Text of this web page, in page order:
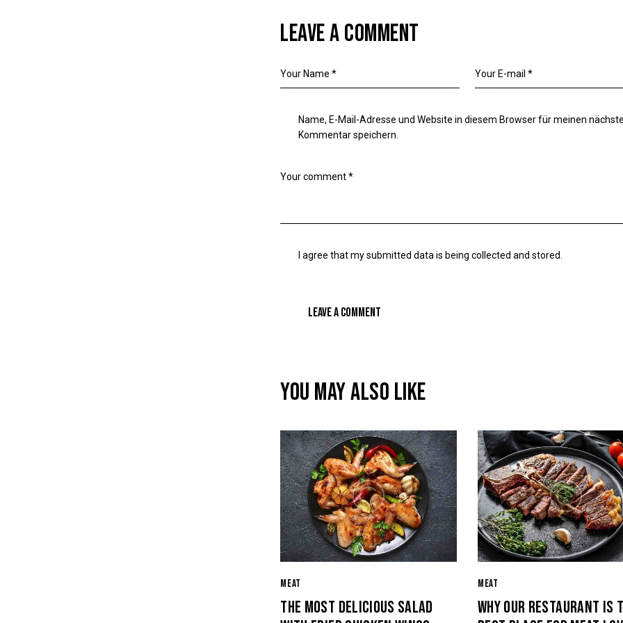
LEAVE A COMMENT
Name, E-Mail-Adresse und Website in diesem Browser für meinen
Kommentar speichern.
I agree that my submitted data is being collected and stored.
YOU MAY ALSO LIKE
MEAT
THE MOST DELICIOUS SALAD
MEAT
WHY OUR RESTAURANT IS